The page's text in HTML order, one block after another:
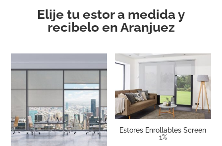
Elije tu estor a medida y
recibelo en Aranjuez
Estores Enrollables Screen
1%